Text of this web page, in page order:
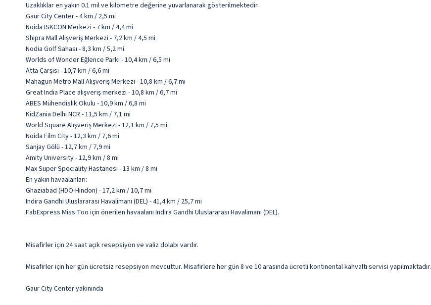
Uzaklıklar en yakın 0.1 mil ve kilometre değerine yuvarlanarak gösterilmektedir.
Gaur City Center - 4 km / 2,5 mi
Noida ISKCON Merkezi - 7 km / 4,4 mi
Shipra Mall Alışveriş Merkezi - 7,2 km / 4,5 mi
Nodia Golf Sahası - 8,3 km / 5,2 mi
Worlds of Wonder Eğlence Parkı - 10,4 km / 6,5 mi
Atta Çarşısı - 10,7 km / 6,6 mi
Mahagun Metro Mall Alışveriş Merkezi - 10,8 km / 6,7 mi
Great India Place alışveriş merkezi - 10,8 km / 6,7 mi
ABES Mühendislik Okulu - 10,9 km / 6,8 mi
KidZania Delhi NCR - 11,5 km / 7,1 mi
World Square Alışveriş Merkezi - 12,1 km / 7,5 mi
Noida Film City - 12,3 km / 7,6 mi
Sanjay Gölü - 12,7 km / 7,9 mi
Amity University - 12,9 km / 8 mi
Max Super Speciality Hastanesi - 13 km / 8 mi
En yakın havaalanları:
Ghaziabad (HDO-Hindon) - 17,2 km / 10,7 mi
Indira Gandhi Uluslararası Havalimanı (DEL) - 41,4 km / 25,7 mi
FabExpress Miss Too için önerilen havaalanı Indira Gandhi Uluslararası Havalimanı (DEL).
Misafirler için 24 saat açık resepsiyon ve valiz dolabı vardır.
Misafirler için her gün ücretsiz resepsiyon mevcuttur. Misafirlere her gün 8 ve 10 arasında ücretli kontinental kahvaltı servisi yapılmaktadır.
Gaur City Center yakınında